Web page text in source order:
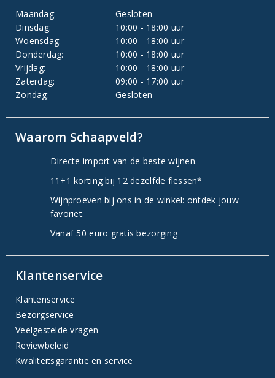
Maandag:
Gesloten
Dinsdag:
10:00 - 18:00 uur
Woensdag:
10:00 - 18:00 uur
Donderdag:
10:00 - 18:00 uur
Vrijdag:
10:00 - 18:00 uur
Zaterdag:
09:00 - 17:00 uur
Zondag:
Gesloten
Waarom Schaapveld?
Directe import van de beste wijnen.
11+1 korting bij 12 dezelfde flessen*
Wijnproeven bij ons in de winkel: ontdek jouw
favoriet.
Vanaf 50 euro gratis bezorging
Klantenservice
Klantenservice
Bezorgservice
Veelgestelde vragen
Reviewbeleid
Kwaliteitsgarantie en service